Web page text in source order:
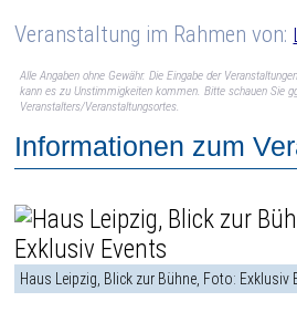
Veranstaltung im Rahmen von:
Alle Angaben ohne Gewähr. Die Eingabe der
kann es zu Unstimmigkeiten kommen. Bitte schauen Sie
Veranstalters/Veranstaltungsortes.
Informationen zum
Haus Leipzig, Blick zur Bühne, Foto: Exklusiv